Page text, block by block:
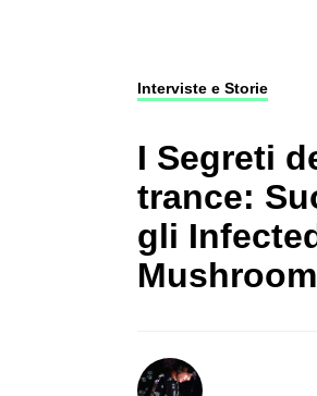
Interviste e Storie
I Segreti
trance:
gli
Mushroom